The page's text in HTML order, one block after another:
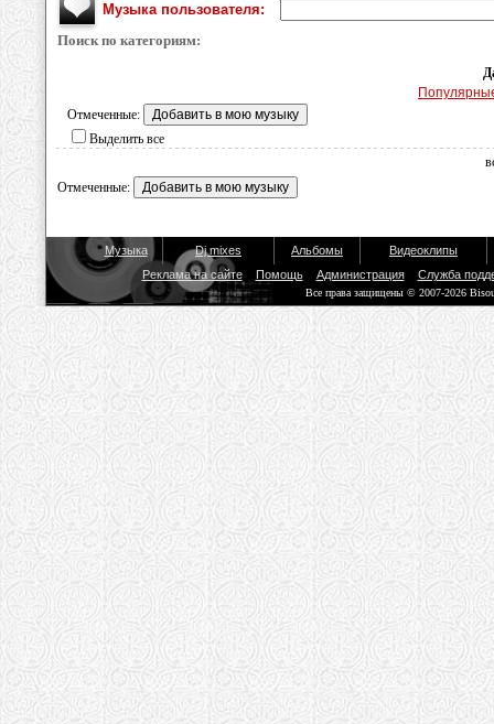
Музыка пользователя:
Поиск по категориям:
Отмеченные:
Выделить все
Отмеченные:
Музыка Dj mixes Альбомы
Видеоклипы
Реклама на сайте
Помощь Администрация Служба
Все права защищены © 2007-2026